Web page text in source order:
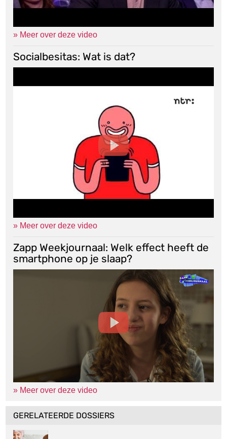
» Meer over deze video
Socialbesitas: Wat is dat?
» Meer over deze video
Zapp Weekjournaal: Welk effect heeft de
smartphone op je slaap?
» Meer over deze video
GERELATEERDE DOSSIERS